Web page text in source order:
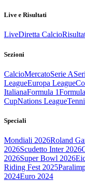
Live e Risultati
LiveDiretta Calcio
Sezioni
CalcioMercatoSerie A
LeagueEuropa League
ItalianaFormula 1
CupNations League
Speciali
Mondiali 2026Roland
2026Scudetto Inter 2026
2026Super Bowl 2026
Riding Fest 2025
2024Euro 2024